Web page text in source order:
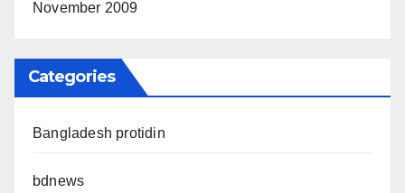
November 2009
Categories
Bangladesh protidin
bdnews